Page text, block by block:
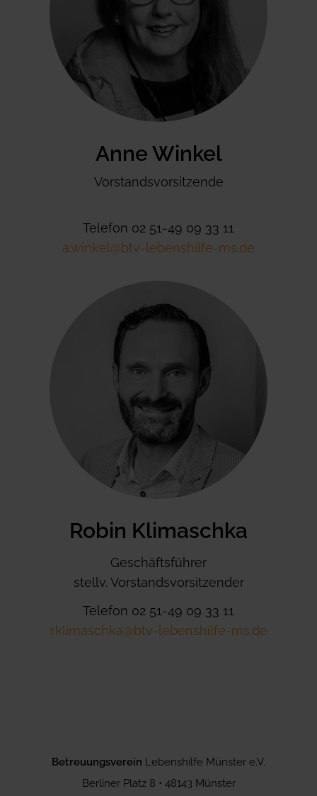
Anne Winkel
Vorstandsvorsitzende
Telefon 02 51-49 09 33 11
a.winkel@btv-lebenshilfe-ms.de
Robin Klimaschka
Geschäftsführer
stellv. Vorstandsvorsitzender
Telefon 02 51-49 09 33 11
r.klimaschka@btv-lebenshilfe-ms.de
Betreuungsverein Lebenshilfe Münster e.V.
Berliner Platz 8 • 48143 Münster